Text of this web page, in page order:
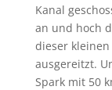
Kanal
an und hoch
dieser
ausgereitzt.
Spark mit 50